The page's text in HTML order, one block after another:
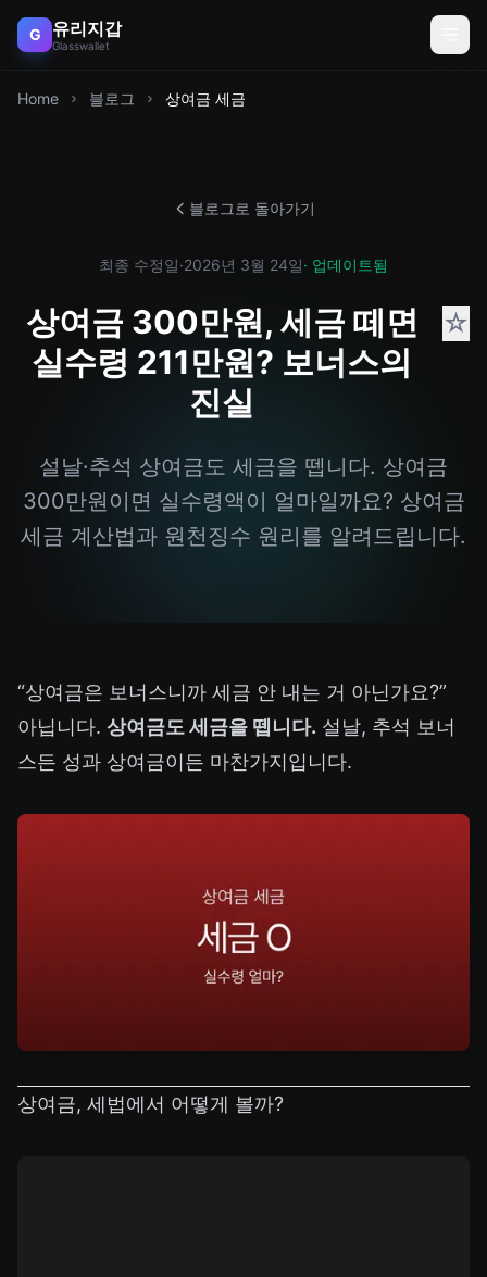
G 유리지갑
Glasswallet
Home 블로그 상여금 세금
블로그로 돌아가기
최종 수정일·2026년 3월 24일· 업데이트됨
상여금 300만원, 세금 떼면
실수령 211만원? 보너스의
진실
☆
설날·추석 상여금도 세금을 뗍니다. 상여금
300만원이면 실수령액이 얼마일까요? 상여금
세금 계산법과 원천징수 원리를 알려드립니다.
“상여금은 보너스니까 세금 안 내는 거 아닌가요?”
아닙니다. 상여금도 세금을 뗍니다. 설날, 추석 보너
스든 성과 상여금이든 마찬가지입니다.
상여금, 세법에서 어떻게 볼까?